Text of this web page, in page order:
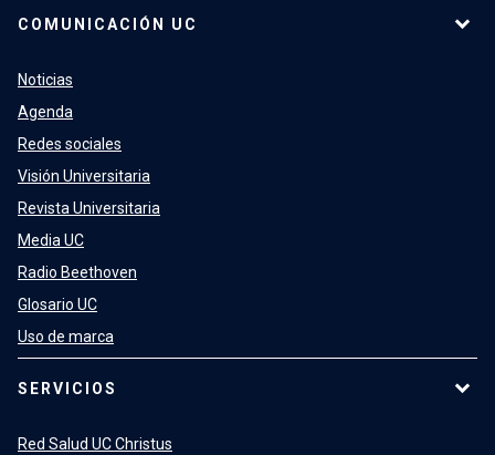
COMUNICACIÓN UC
Noticias
Agenda
Redes sociales
Visión Universitaria
Revista Universitaria
Media UC
Radio Beethoven
Glosario UC
Uso de marca
SERVICIOS
Red Salud UC Christus